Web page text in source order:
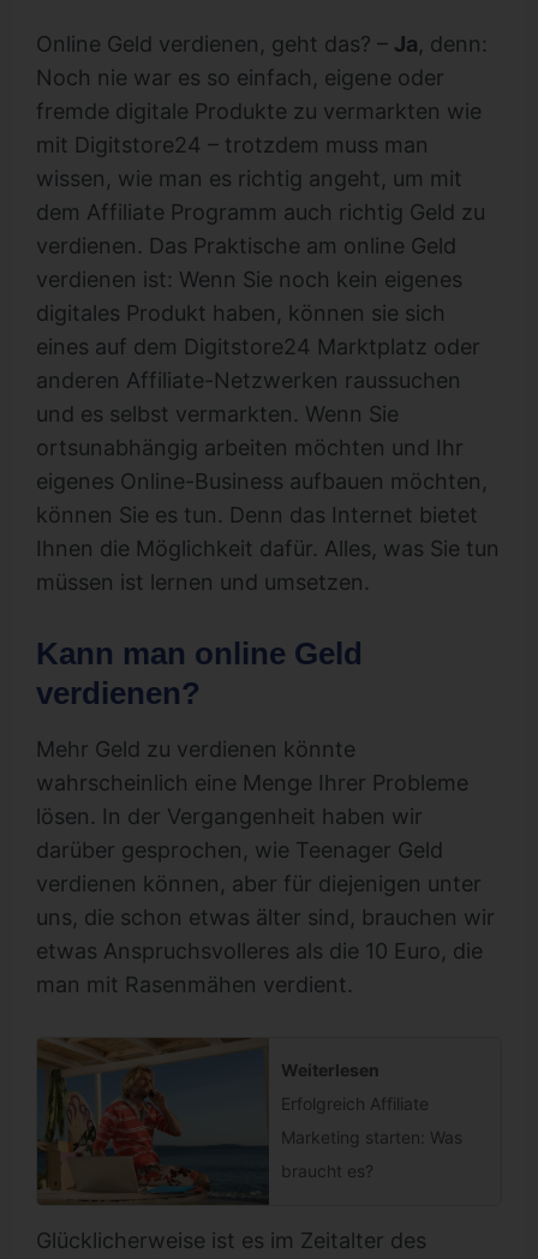
Online Geld verdienen, geht das? – Ja, denn:
Noch nie war es so einfach, eigene oder
fremde digitale Produkte zu vermarkten wie
mit Digitstore24 – trotzdem muss man
wissen, wie man es richtig angeht, um mit
dem Affiliate Programm auch richtig Geld zu
verdienen. Das Praktische am online Geld
verdienen ist: Wenn Sie noch kein eigenes
digitales Produkt haben, können sie sich
eines auf dem Digitstore24 Marktplatz oder
anderen Affiliate-Netzwerken raussuchen
und es selbst vermarkten. Wenn Sie
ortsunabhängig arbeiten möchten und Ihr
eigenes Online-Business aufbauen möchten,
können Sie es tun. Denn das Internet bietet
Ihnen die Möglichkeit dafür. Alles, was Sie tun
müssen ist lernen und umsetzen.
Kann man online Geld
verdienen?
Mehr Geld zu verdienen könnte
wahrscheinlich eine Menge Ihrer Probleme
lösen. In der Vergangenheit haben wir
darüber gesprochen, wie Teenager Geld
verdienen können, aber für diejenigen unter
uns, die schon etwas älter sind, brauchen wir
etwas Anspruchsvolleres als die 10 Euro, die
man mit Rasenmähen verdient.
Weiterlesen
Erfolgreich Affiliate
Marketing starten: Was
braucht es?
Glücklicherweise ist es im Zeitalter des